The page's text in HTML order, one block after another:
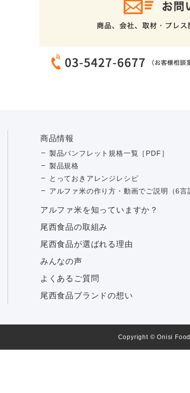
商品情報
製品パンフレット規格一覧［PDF］
製品規格
とっておきアレンジレシピ
アルファ米の作り方・動画でご説明（6言
アルファ⽶を知っていますか？
尾西食品の取組み
尾西食品が選ばれる理由
みんなの声
よくあるご質問
尾西食品ブランドの想い
Copyright © Onisi